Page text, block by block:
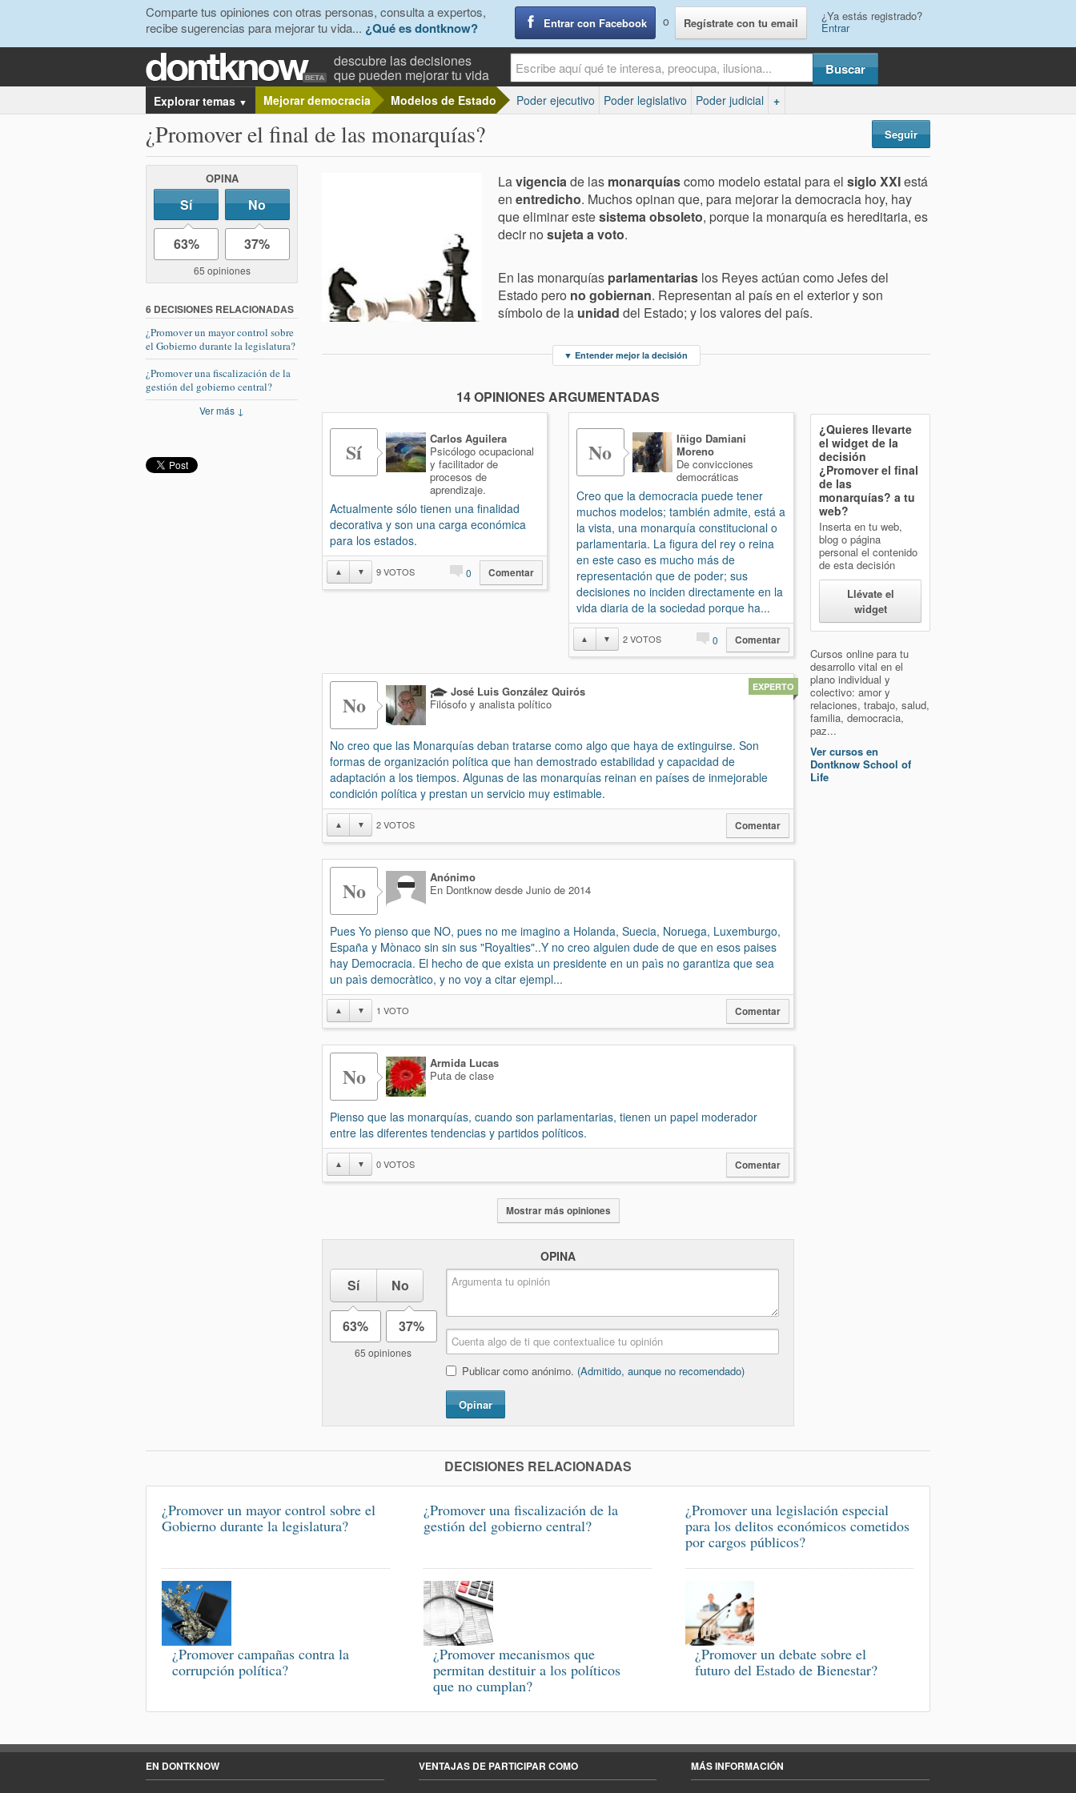
Comparte tus opiniones con otras personas, consulta a expertos,
recibe sugerencias para mejorar tu vida... ¿Qué es dontknow? Entrar con Facebook o Regístrate con tu email ¿Ya estás registrado?
Entrar
descubre las decisiones
que pueden mejorar tu vida
Explorar temas ▼ Mejorar democracia Modelos de Estado Poder ejecutivo Poder legislativo Poder judicial +
¿Promover el final de las monarquías? Seguir
OPINA
Sí No
63% 37%
65 opiniones
6 DECISIONES RELACIONADAS
¿Promover un mayor control sobre
el Gobierno durante la legislatura?
¿Promover una fiscalización de la
gestión del gobierno central?
Ver más ↓
Lavigenciade las monarquíascomo modelo estatal para el siglo XXIestá
en entredicho. Muchos opinan que, para mejorar la democracia hoy, hay
que eliminar estesistema obsoleto, porque la monarquía es hereditaria, es
decir no sujeta a voto.
En las monarquías parlamentarias los Reyes actúan como Jefes del
Estado pero no gobiernan. Representan al país en el exterior y son
símbolo de la unidad del Estado; y los valores del país.
▼ Entender mejor la decisión
14 OPINIONES ARGUMENTADAS
Sí
Carlos Aguilera
Psicólogo ocupacional
y facilitador de
procesos de
aprendizaje.
Actualmente sólo tienen una finalidad
decorativa y son una carga económica
para los estados.
▲ ▼ 9VOTOS 0 Comentar
No
Iñigo Damiani
Moreno
De convicciones
democráticas
Creo que la democracia puede tener
muchos modelos; también admite, está a
la vista, una monarquía constitucional o
parlamentaria. La figura del rey o reina
en este caso es mucho más de
representación que de poder; sus
decisiones no inciden directamente en la
vida diaria de la sociedad porque ha...
▲ ▼ 2VOTOS 0 Comentar
No
José Luis González Quirós
Filósofo y analista político
No creo que las Monarquías deban tratarse como algo que haya de extinguirse. Son
formas de organización política que han demostrado estabilidad y capacidad de
adaptación a los tiempos. Algunas de las monarquías reinan en países de inmejorable
condición política y prestan un servicio muy estimable.
EXPERTO
▲ ▼ 2VOTOS Comentar
No
Anónimo
En Dontknow desde Junio de 2014
Pues Yo pienso que NO, pues no me imagino a Holanda, Suecia, Noruega, Luxemburgo,
España y Mònaco sin sin sus "Royalties"..Y no creo alguien dude de que en esos paises
hay Democracia. El hecho de que exista un presidente en un paìs no garantiza que sea
un paìs democràtico, y no voy a citar ejempl...
▲ ▼ 1 VOTO Comentar
No
Armida Lucas
Puta de clase
Pienso que las monarquías, cuando son parlamentarias, tienen un papel moderador
entre las diferentes tendencias y partidos políticos.
▲ ▼ 0VOTOS Comentar
Mostrar más opiniones
OPINA
Sí No
63% 37%
65 opiniones
Publicar como anónimo. (Admitido, aunque no recomendado)
Opinar
¿Quieres llevarte
el widget de la
decisión
¿Promover el final
de las
monarquías? a tu
web?
Inserta en tu web,
blog o página
personal el contenido
de esta decisión
Llévate el
widget
Cursos online para tu
desarrollo vital en el
plano individual y
colectivo: amor y
relaciones, trabajo, salud,
familia, democracia,
paz...
Ver cursos en
Dontknow School of
Life
DECISIONES RELACIONADAS
¿Promover un mayor control sobre el
Gobierno durante la legislatura?
¿Promover una fiscalización de la
gestión del gobierno central?
¿Promover una legislación especial
para los delitos económicos cometidos
por cargos públicos?
¿Promover campañas contra la
corrupción política?
¿Promover mecanismos que
permitan destituir a los políticos
que no cumplan?
¿Promover un debate sobre el
futuro del Estado de Bienestar?
EN DONTKNOW VENTAJAS DE PARTICIPAR COMO MÁS INFORMACIÓN